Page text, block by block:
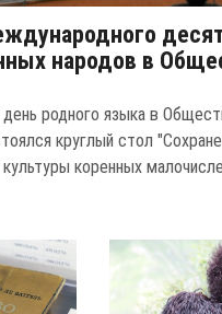
народов в
родного языка в
круглый стол
коренных